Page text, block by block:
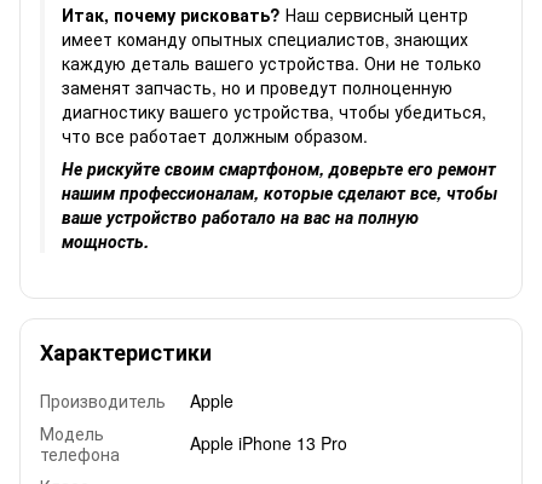
Итак, почему рисковать? Наш сервисный центр
имеет команду опытных специалистов, знающих
каждую деталь вашего устройства. Они не только
заменят запчасть, но и проведут полноценную
диагностику вашего устройства, чтобы убедиться,
что все работает должным образом.
Не рискуйте своим смартфоном, доверьте его ремонт
нашим профессионалам, которые сделают все, чтобы
ваше устройство работало на вас на полную
мощность.
Характеристики
Производитель
Apple
Модель
телефона
Apple iPhone 13 Pro